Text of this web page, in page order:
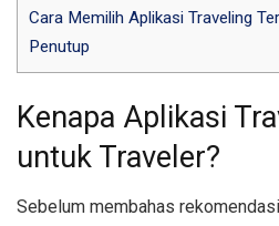
Cara Memilih Aplikasi Traveling
Penutup
Kenapa Aplikasi
untuk Traveler?
Sebelum membahas